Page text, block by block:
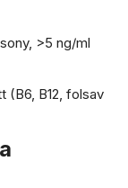
>5 ng/ml
(B6, B12, folsav